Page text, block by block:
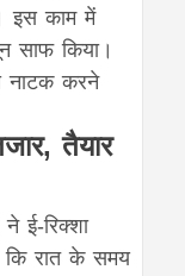
इस काम में
साफ किया।
नाटक करने
तैयार
ई-रिक्शा
कि रात के समय